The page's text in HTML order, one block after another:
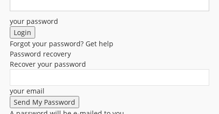
your password
Forgot your password? Get help
Password recovery
Recover your password
your email